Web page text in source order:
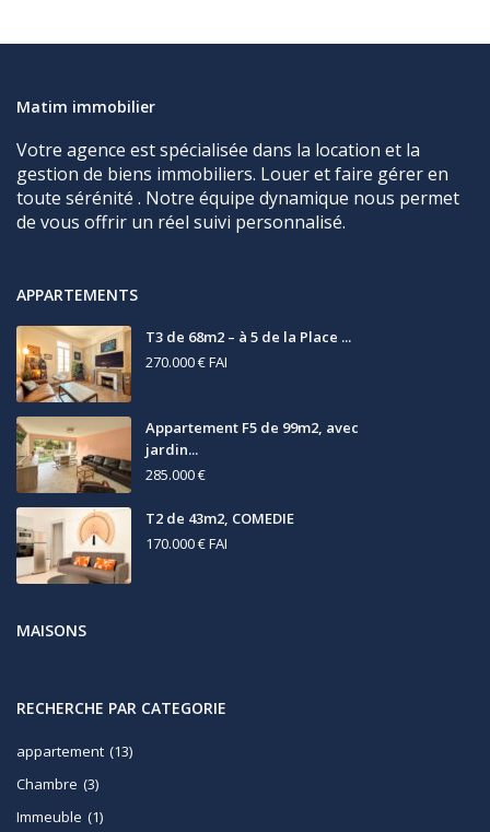
Matim immobilier
Votre agence est spécialisée dans la location et la
gestion de biens immobiliers. Louer et faire gérer en
toute sérénité . Notre équipe dynamique nous permet
de vous offrir un réel suivi personnalisé.
APPARTEMENTS
T3 de 68m2 – à 5 de la Place ...
270.000 €FAI
Appartement F5 de 99m2, avec
jardin...
285.000 €
T2 de 43m2, COMEDIE
170.000 €FAI
MAISONS
RECHERCHE PAR CATEGORIE
appartement (13)
Chambre (3)
Immeuble (1)